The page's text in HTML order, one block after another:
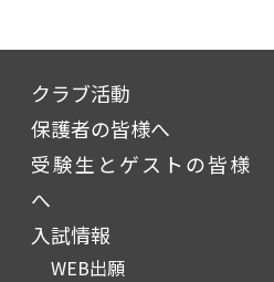
クラブ活動
保護者の皆様へ
受験生とゲストの皆様
へ
入試情報
WEB出願